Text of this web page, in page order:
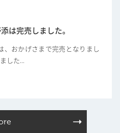
は完売しました。
、おかげさまで完売となりまし
した...